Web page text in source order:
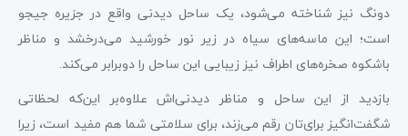
دونگ نیز شناخته می‌شود، یک ساحل دیدنی واقع در جزیره جیجو
است؛ این ماسه‌های سیاه در زیر نور خورشید می‌درخشد و مناظر
باشکوه صخره‌های اطراف نیز زیبایی این ساحل را دوبرابر می‌کند.
بازدید از این ساحل و مناظر دیدنی‌اش علاوه‌بر این‌که لحظاتی
شگفت‌انگیز برای‌تان رقم می‌زند، برای سلامتی شما هم مفید است، زیرا